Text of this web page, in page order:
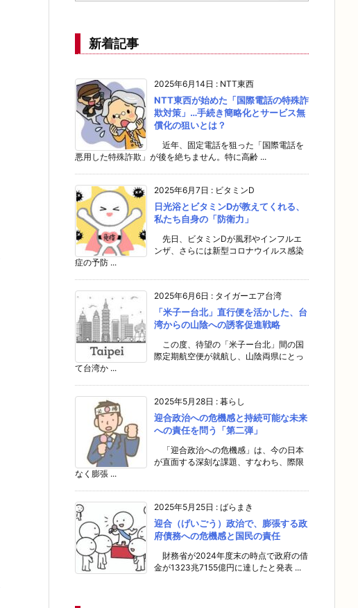
新着記事
2025年6月14日 : NTT東西
NTT東西が始めた「国際電話の特殊詐
欺対策」…手続き簡略化とサービス無
償化の狙いとは？
近年、固定電話を狙った「国際電話を
悪用した特殊詐欺」が後を絶ちません。特に高齢 ...
2025年6月7日 : ビタミンD
日光浴とビタミンDが教えてくれる、
私たち自身の「防衛力」
先日、ビタミンDが風邪やインフルエ
ンザ、さらには新型コロナウイルス感染
症の予防 ...
2025年6月6日 : タイガーエア台湾
「米子ー台北」直行便を活かした、台
湾からの山陰への誘客促進戦略
この度、待望の「米子ー台北」間の国
際定期航空便が就航し、山陰両県にとっ
て台湾か ...
2025年5月28日 : 暮らし
迎合政治への危機感と持続可能な未来
への責任を問う「第二弾」
「迎合政治への危機感」は、今の日本
が直面する深刻な課題、すなわち、際限
なく膨張 ...
2025年5月25日 : ばらまき
迎合（げいごう）政治で、膨張する政
府債務への危機感と国民の責任
財務省が2024年度末の時点で政府の借
金が1323兆7155億円に達したと発表 ...